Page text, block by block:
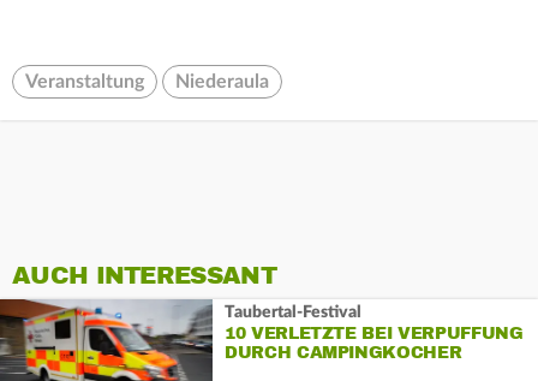
Veranstaltung Niederaula
AUCH INTERESSANT
Taubertal-Festival
10 VERLETZTE BEI VERPUFFUNG
DURCH CAMPINGKOCHER